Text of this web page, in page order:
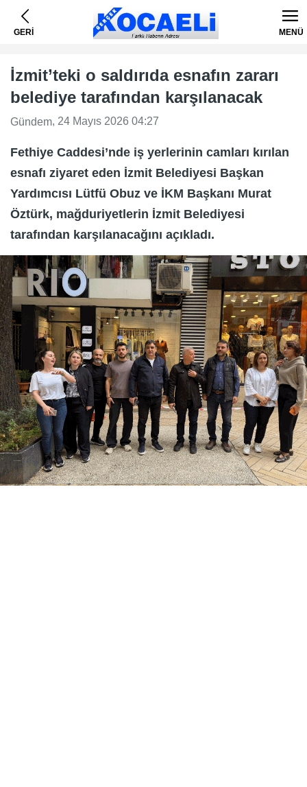
GERİ MENÜ
İzmit’teki o saldırıda esnafın zararı
belediye tarafından karşılanacak
Gündem, 24 Mayıs 2026 04:27
Fethiye Caddesi’nde iş yerlerinin camları kırılan
esnafı ziyaret eden İzmit Belediyesi Başkan
Yardımcısı Lütfü Obuz ve İKM Başkanı Murat
Öztürk, mağduriyetlerin İzmit Belediyesi
tarafından karşılanacağını açıkladı.